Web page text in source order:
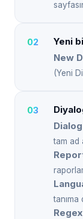
Yeni
New
(Yeni
tam ad
tanıma